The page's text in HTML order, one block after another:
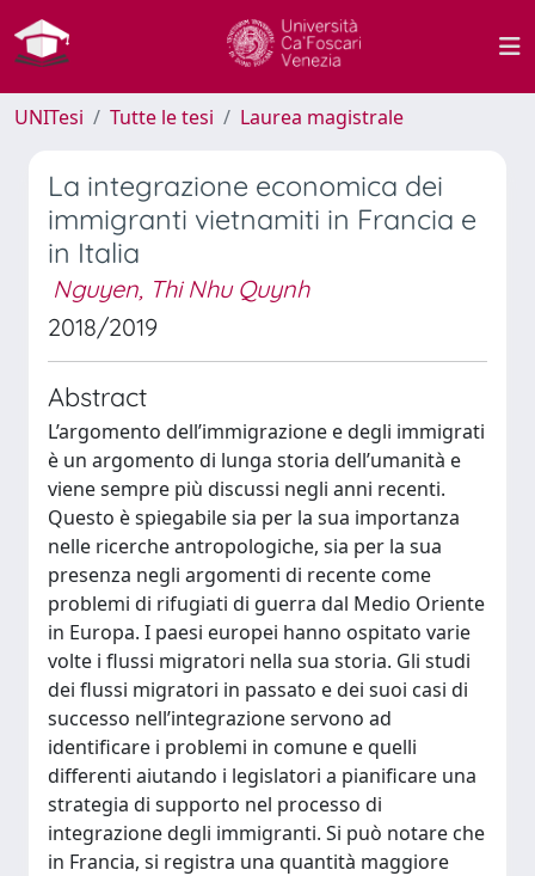
UNITesi Tutte le tesi Laurea magistrale
La integrazione economica dei
immigranti vietnamiti in Francia e
in Italia
Nguyen, Thi Nhu Quynh
2018/2019
Abstract
L’argomento dell’immigrazione e degli immigrati
è un argomento di lunga storia dell’umanità e
viene sempre più discussi negli anni recenti.
Questo è spiegabile sia per la sua importanza
nelle ricerche antropologiche, sia per la sua
presenza negli argomenti di recente come
problemi di rifugiati di guerra dal Medio Oriente
in Europa. I paesi europei hanno ospitato varie
volte i flussi migratori nella sua storia. Gli studi
dei flussi migratori in passato e dei suoi casi di
successo nell’integrazione servono ad
identificare i problemi in comune e quelli
differenti aiutando i legislatori a pianificare una
strategia di supporto nel processo di
integrazione degli immigranti. Si può notare che
in Francia, si registra una quantità maggiore